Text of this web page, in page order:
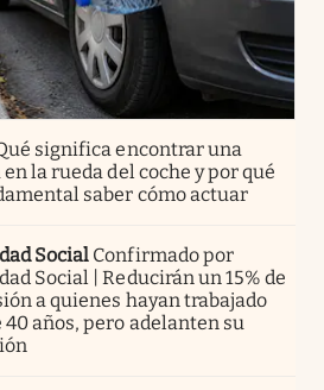
significa encontrar una
la rueda del coche y por qué
saber cómo actuar
Social Confirmado por
Social | Reducirán un 15% de
a quienes hayan trabajado
40 años, pero adelanten su